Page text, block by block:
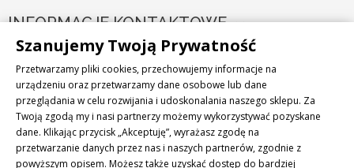
PRODUKTY 
NASZA FIRMA 
INFORMACJE KONTAKTOWE 
NEWSLETTER
Szanujemy Twoją Prywatność
Przetwarzamy pliki cookies, przechowujemy informacje na
urządzeniu oraz przetwarzamy dane osobowe lub dane
przeglądania w celu rozwijania i udoskonalania naszego sklepu. Za
Twoją zgodą my i nasi partnerzy możemy wykorzystywać pozyskane
dane. Klikając przycisk „Akceptuję”, wyrażasz zgodę na
przetwarzanie danych przez nas i naszych partnerów, zgodnie z
powyższym opisem. Możesz także uzyskać dostęp do bardziej